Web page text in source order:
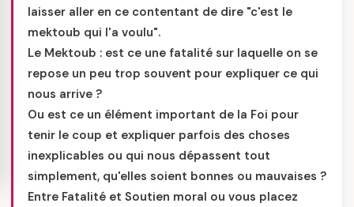
laisser aller en ce contentant de dire "c'est le
mektoub qui l'a voulu".
Le Mektoub : est ce une fatalité sur laquelle on se
repose un peu trop souvent pour expliquer ce qui
nous arrive ?
Ou est ce un élément important de la Foi pour
tenir le coup et expliquer parfois des choses
inexplicables ou qui nous dépassent tout
simplement, qu'elles soient bonnes ou mauvaises ?
Entre Fatalité et Soutien moral ou vous placez